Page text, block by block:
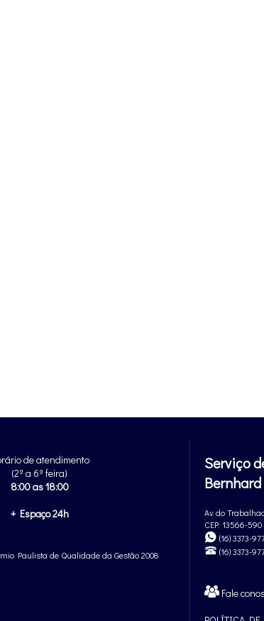
de atendimento
(2ª a 6ª feira)
8:00 as 18:00
+ Espaço 24h
Paulista de Qualidade da Gestão 2008
Serviço
Bernhard
Av. do
CEP: 13566-
(16) 3373-
(16) 3373-
Fale